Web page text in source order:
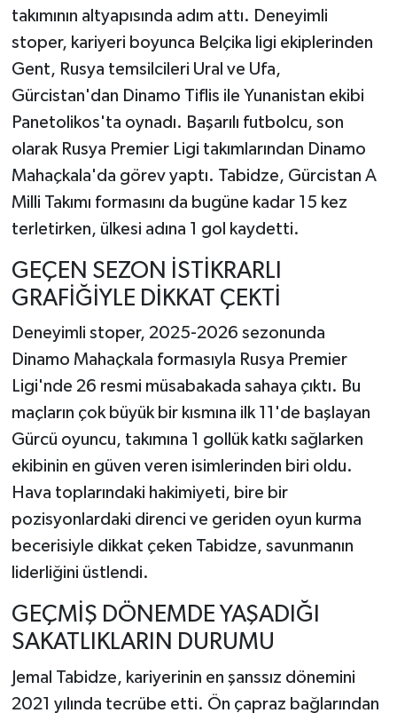
takımının altyapısında adım attı. Deneyimli
stoper, kariyeri boyunca Belçika ligi ekiplerinden
Gent, Rusya temsilcileri Ural ve Ufa,
Gürcistan'dan Dinamo Tiflis ile Yunanistan ekibi
Panetolikos'ta oynadı. Başarılı futbolcu, son
olarak Rusya Premier Ligi takımlarından Dinamo
Mahaçkala'da görev yaptı. Tabidze, Gürcistan A
Milli Takımı formasını da bugüne kadar 15 kez
terletirken, ülkesi adına 1 gol kaydetti.
GEÇEN SEZON İSTİKRARLI
GRAFİĞİYLE DİKKAT ÇEKTİ
Deneyimli stoper, 2025-2026 sezonunda
Dinamo Mahaçkala formasıyla Rusya Premier
Ligi'nde 26 resmi müsabakada sahaya çıktı. Bu
maçların çok büyük bir kısmına ilk 11'de başlayan
Gürcü oyuncu, takımına 1 gollük katkı sağlarken
ekibinin en güven veren isimlerinden biri oldu.
Hava toplarındaki hakimiyeti, bire bir
pozisyonlardaki direnci ve geriden oyun kurma
becerisiyle dikkat çeken Tabidze, savunmanın
liderliğini üstlendi.
GEÇMİŞ DÖNEMDE YAŞADIĞI
SAKATLIKLARIN DURUMU
Jemal Tabidze, kariyerinin en şanssız dönemini
2021 yılında tecrübe etti. Ön çapraz bağlarından